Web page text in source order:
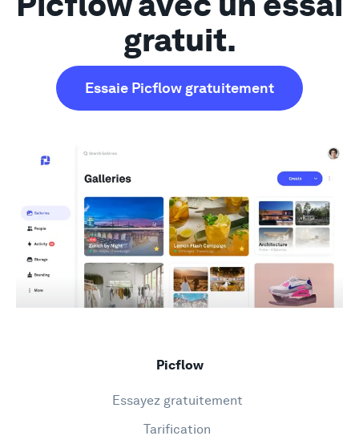
gratuit.
Essaie Picflow gratuitement
Picflow
Essayez gratuitement
Tarification